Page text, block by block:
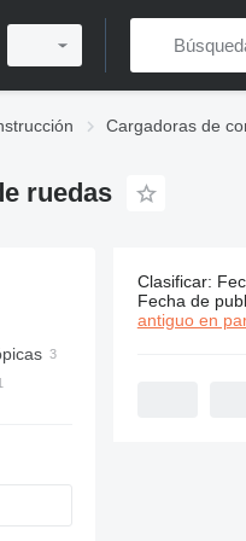
Cargadoras de
ruedas
38
Clasificar:
Fecha de
antiguo en